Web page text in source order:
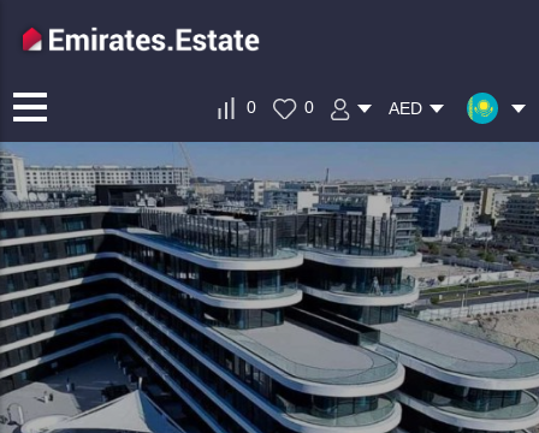
0 0 AED